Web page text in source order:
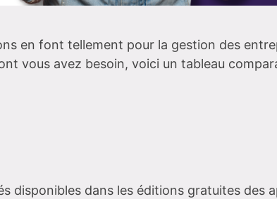
en font tellement pour la gestion des
vous avez besoin, voici un tableau
disponibles dans les éditions gratuites des